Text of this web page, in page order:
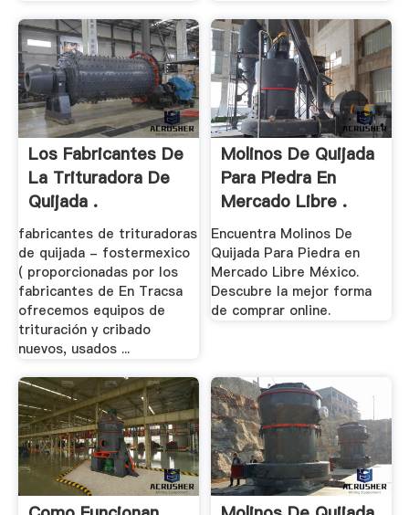
Los Fabricantes De
La Trituradora De
Quijada .
fabricantes de trituradoras
de quijada - fostermexico
( proporcionadas por los
fabricantes de En Tracsa
ofrecemos equipos de
trituración y cribado
nuevos, usados ...
Molinos De Quijada
Para Piedra En
Mercado Libre .
Encuentra Molinos De
Quijada Para Piedra en
Mercado Libre México.
Descubre la mejor forma
de comprar online.